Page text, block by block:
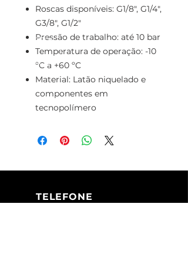
Roscas disponíveis: G1/8", G1/4",
G3/8", G1/2"
Pressão de trabalho: até 10 bar
Temperatura de operação: -10
ºC a +60 ºC
Material: Latão niquelado e
componentes em
tecnopolímero
TELEFONE